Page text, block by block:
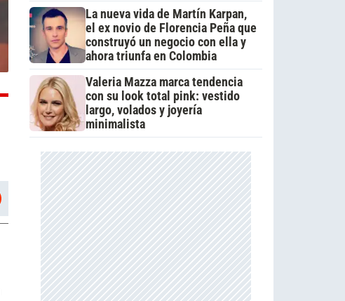
La nueva vida de Martín Karpan,
el ex novio de Florencia Peña que
construyó un negocio con ella y
ahora triunfa en Colombia
Valeria Mazza marca tendencia
con su look total pink: vestido
largo, volados y joyería
minimalista